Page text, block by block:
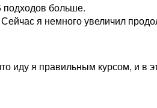
подходов больше.
я немного увеличил
иду я правильным курсом, и в